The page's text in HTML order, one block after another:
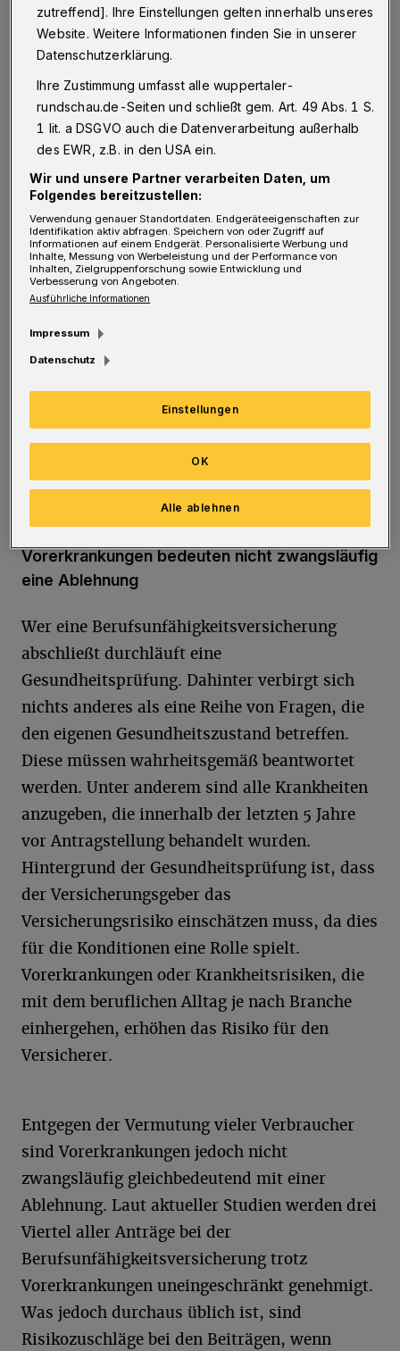
E gal, ob Unfall, schwere Krankheit oder
eine andere Ursache - Gründe gibt es
viele, die einen unerwartet aus dem
Berufsleben reißen können. Das Einkommen
fällt weg und ohne private
Berufsunfähigkeitsversicherung bedeutet das
für viele eine finanzielle Notlage. Mit einer
rechtzeitig abgeschlossenen Police erhalten Sie
Berufsunfähigkeitsrente. Bis zum vertraglich
versicherten Endalter wird diese ausgezahlt.
Versicherung für Berufsunfähigkeit eine Rolle
und welche Möglichkeiten Betroffene
haben, lesen Sie in diesem Artikel.
Vorerkrankungen bedeuten nicht zwangsläufig
eine Ablehnung
Wer eine Berufsunfähigkeitsversicherung
abschließt durchläuft eine
Gesundheitsprüfung. Dahinter verbirgt sich
nichts anderes als eine Reihe von Fragen, die
den eigenen Gesundheitszustand betreffen.
Diese müssen wahrheitsgemäß beantwortet
werden. Unter anderem sind alle Krankheiten
anzugeben, die innerhalb der letzten 5 Jahre
vor Antragstellung behandelt wurden.
Hintergrund der Gesundheitsprüfung ist, dass
der Versicherungsgeber das
Versicherungsrisiko einschätzen muss, da dies
für die Konditionen eine Rolle spielt.
Vorerkrankungen oder Krankheitsrisiken, die
mit dem beruflichen Alltag je nach Branche
einhergehen, erhöhen das Risiko für den
Versicherer.
Entgegen der Vermutung vieler Verbraucher
sind Vorerkrankungen jedoch nicht
zwangsläufig gleichbedeutend mit einer
Ablehnung. Laut aktueller Studien werden drei
Viertel aller Anträge bei der
Berufsunfähigkeitsversicherung trotz
Vorerkrankungen uneingeschränkt genehmigt.
Was jedoch durchaus üblich ist, sind
Risikozuschläge bei den Beiträgen, wenn
zutreffend]. Ihre Einstellungen gelten innerhalb unseres
Website. Weitere Informationen finden Sie in unserer
Datenschutzerklärung.
Ihre Zustimmung umfasst alle wuppertaler-
rundschau.de-Seiten und schließt gem. Art. 49 Abs. 1 S.
1 lit. a DSGVO auch die Datenverarbeitung außerhalb
des EWR, z.B. in den USA ein.
Wir und unsere Partner verarbeiten Daten, um
Folgendes bereitzustellen:
Verwendung genauer Standortdaten. Endgeräteeigenschaften zur
Identifikation aktiv abfragen. Speichern von oder Zugriff auf
Informationen auf einem Endgerät. Personalisierte Werbung und
Inhalte, Messung von Werbeleistung und der Performance von
Inhalten, Zielgruppenforschung sowie Entwicklung und
Verbesserung von Angeboten.
Ausführliche Informationen
Impressum
Datenschutz
Einstellungen
Alle ablehnen
OK